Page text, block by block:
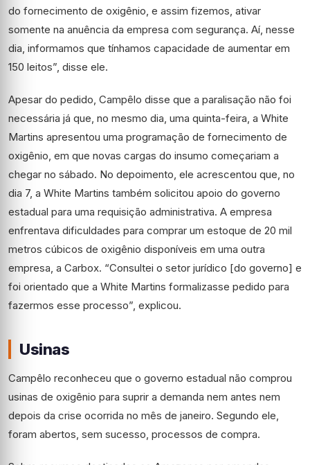
do fornecimento de oxigênio, e assim fizemos, ativar
somente na anuência da empresa com segurança. Aí, nesse
dia, informamos que tínhamos capacidade de aumentar em
150 leitos”, disse ele.
Apesar do pedido, Campêlo disse que a paralisação não foi
necessária já que, no mesmo dia, uma quinta-feira, a White
Martins apresentou uma programação de fornecimento de
oxigênio, em que novas cargas do insumo começariam a
chegar no sábado. No depoimento, ele acrescentou que, no
dia 7, a White Martins também solicitou apoio do governo
estadual para uma requisição administrativa. A empresa
enfrentava dificuldades para comprar um estoque de 20 mil
metros cúbicos de oxigênio disponíveis em uma outra
empresa, a Carbox. “Consultei o setor jurídico [do governo] e
foi orientado que a White Martins formalizasse pedido para
fazermos esse processo”, explicou.
Usinas
Campêlo reconheceu que o governo estadual não comprou
usinas de oxigênio para suprir a demanda nem antes nem
depois da crise ocorrida no mês de janeiro. Segundo ele,
foram abertos, sem sucesso, processos de compra.